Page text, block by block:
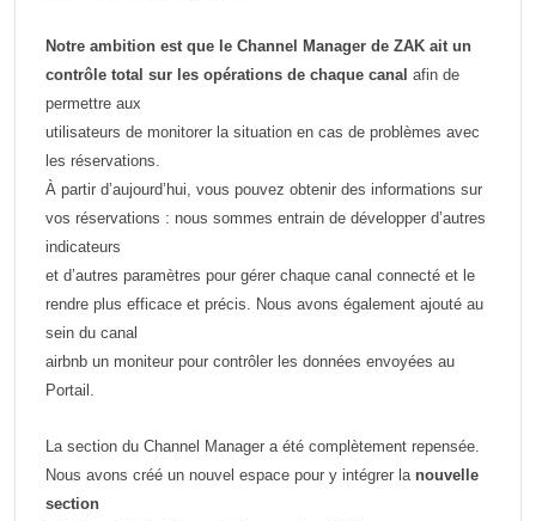
Notre ambition est que le Channel Manager de ZAK ait un
contrôle total sur les opérations de chaque canal afin de
permettre aux
utilisateurs de monitorer la situation en cas de problèmes avec
les réservations.
À partir d’aujourd’hui, vous pouvez obtenir des informations sur
vos réservations : nous sommes entrain de développer d’autres
indicateurs
et d’autres paramètres pour gérer chaque canal connecté et le
rendre plus efficace et précis. Nous avons également ajouté au
sein du canal
airbnb un moniteur pour contrôler les données envoyées au
Portail.
La section du Channel Manager a été complètement repensée.
Nous avons créé un nouvel espace pour y intégrer la nouvelle
section